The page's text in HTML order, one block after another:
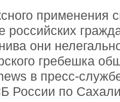
применения
российских
они
гребешка
в пресс-
России по